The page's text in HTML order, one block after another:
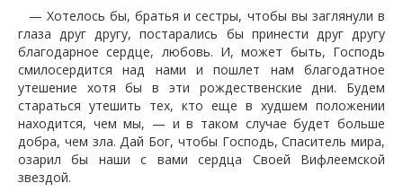
— Хотелось бы, братья и сестры, чтобы вы заглянули в
глаза друг другу, постарались бы принести друг другу
благодарное сердце, любовь. И, может быть, Господь
смилосердится над нами и пошлет нам благодатное
утешение хотя бы в эти рождественские дни. Будем
стараться утешить тех, кто еще в худшем положении
находится, чем мы, — и в таком случае будет больше
добра, чем зла. Дай Бог, чтобы Господь, Спаситель мира,
озарил бы наши с вами сердца Своей Вифлеемской
звездой.